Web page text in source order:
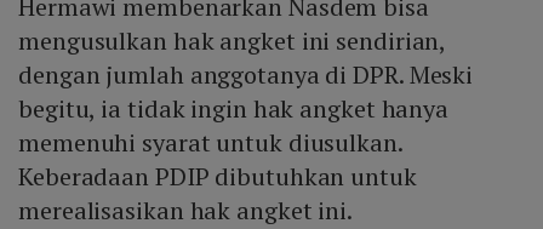
Hermawi membenarkan Nasdem bisa
mengusulkan hak angket ini sendirian,
dengan jumlah anggotanya di DPR. Meski
begitu, ia tidak ingin hak angket hanya
memenuhi syarat untuk diusulkan.
Keberadaan PDIP dibutuhkan untuk
merealisasikan hak angket ini.